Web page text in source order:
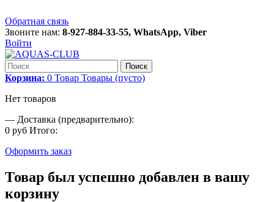
Обратная связь
Звоните нам: 8-927-884-33-55, WhatsApp, Viber
Войти
Поиск
Корзина: 0 Товар Товары (пусто)
Нет товаров
— Доставка (предварительно):
0 руб Итого:
Оформить заказ
Товар был успешно добавлен в вашу
корзину